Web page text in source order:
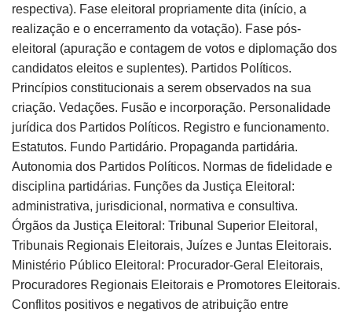
respectiva). Fase eleitoral propriamente dita (início, a
realização e o encerramento da votação). Fase pós-
eleitoral (apuração e contagem de votos e diplomação dos
candidatos eleitos e suplentes). Partidos Políticos.
Princípios constitucionais a serem observados na sua
criação. Vedações. Fusão e incorporação. Personalidade
jurídica dos Partidos Políticos. Registro e funcionamento.
Estatutos. Fundo Partidário. Propaganda partidária.
Autonomia dos Partidos Políticos. Normas de fidelidade e
disciplina partidárias. Funções da Justiça Eleitoral:
administrativa, jurisdicional, normativa e consultiva.
Órgãos da Justiça Eleitoral: Tribunal Superior Eleitoral,
Tribunais Regionais Eleitorais, Juízes e Juntas Eleitorais.
Ministério Público Eleitoral: Procurador-Geral Eleitorais,
Procuradores Regionais Eleitorais e Promotores Eleitorais.
Conflitos positivos e negativos de atribuição entre